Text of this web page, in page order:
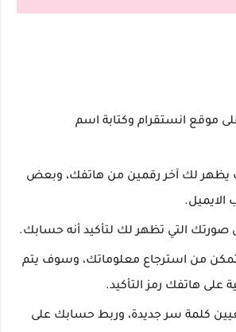
موقع انستقرام وكتابة اسم
لك آخر رقمين من هاتفك، وبعض
صورتك التي تظهر لك لتأكيد أنه حسابك.
من استرجاع معلوماتك، وسوف يتم
على هاتفك رمز التأكيد.
كلمة سر جديدة، وربط حسابك على